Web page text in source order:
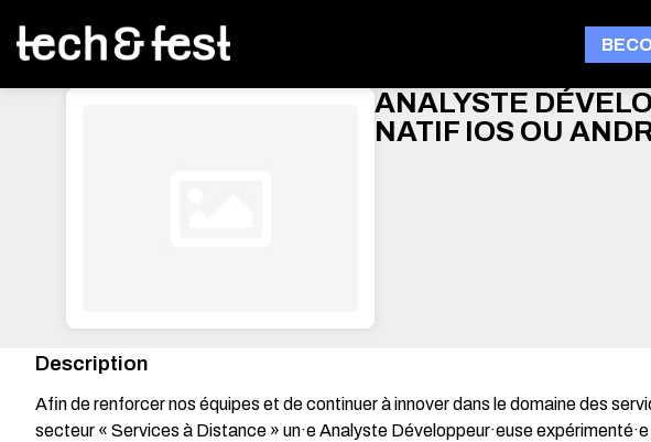
ANALYSTE
NATIF IOS OU
Description
Afin de renforcer nos équipes et de continuer à innover dans le domaine des
secteur « Services à Distance » un·e Analyste Développeur·euse